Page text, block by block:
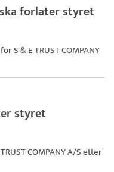
forlater styret
S & E TRUST COMPANY
styret
COMPANY A/Setter